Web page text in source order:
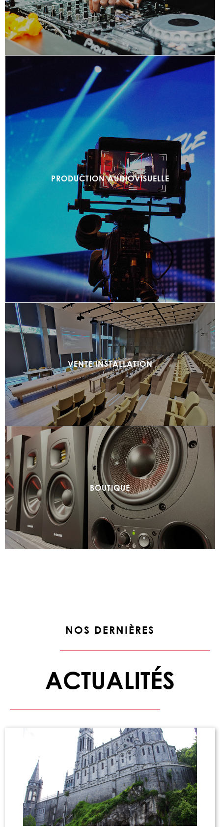
PRODUCTION AUDIOVISUELLE
VENTE INSTALLATION
BOUTIQUE
NOS DERNIÈRES
ACTUALITÉS